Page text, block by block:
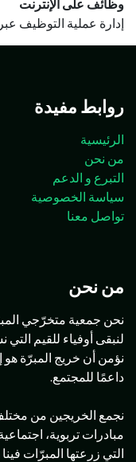
وظائف على الإنترنت
إدارة عملية التوظيف
روابط مفيدة
الرئيسية
من نحن
التبرع و الدعم
سياسة الخصوصية
تواصل معنا
من نحن
نحن جمعية متخرّجي
لنبقى أوفياء للقيم
نؤمن أن خريج المبرّة هو
داعمًا للمجتمع.
نجمع الخريجين من
مبادرات تربوية،
التي زرعتها المبرّات